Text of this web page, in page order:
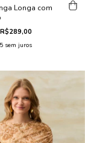
Longa com
R$289,00
sem juros